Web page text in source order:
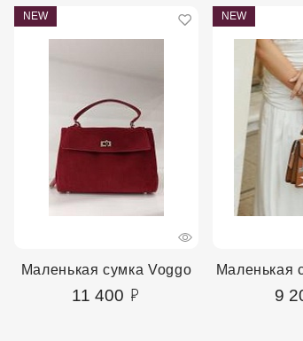
NEW
Маленькая сумка Voggo
11 400
NEW
Маленькая
9